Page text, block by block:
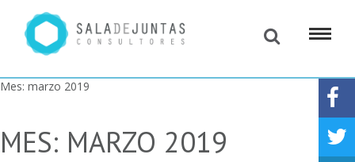
Mes: marzo 2019
MES: MARZO 2019